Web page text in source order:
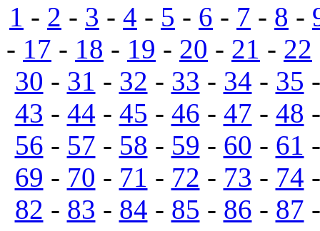
1 - 2 - 3 - 4 - 5 - 6 - 7 - 8 -
- 17 - 18 - 19 - 20 - 21 - 22
30 - 31 - 32 - 33 - 34 - 35
43 - 44 - 45 - 46 - 47 - 48
56 - 57 - 58 - 59 - 60 - 61
69 - 70 - 71 - 72 - 73 - 74
82 - 83 - 84 - 85 - 86 - 87